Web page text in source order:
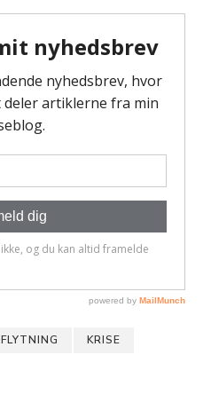
FLYTNING KRISE